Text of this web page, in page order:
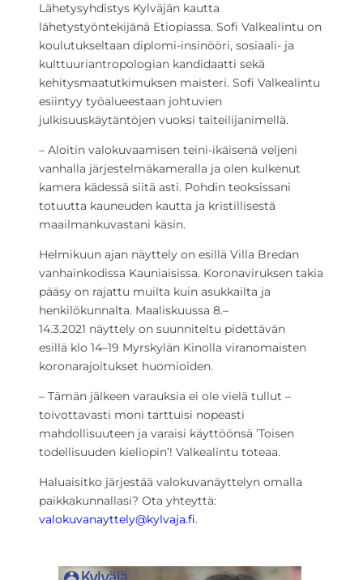
Lähetysyhdistys Kylväjän kautta
lähetystyöntekijänä Etiopiassa. Sofi Valkealintu on
koulutukseltaan diplomi-insinööri, sosiaali- ja
kulttuuriantropologian kandidaatti sekä
kehitysmaatutkimuksen maisteri. Sofi Valkealintu
esiintyy työalueestaan johtuvien
julkisuuskäytäntöjen vuoksi taiteilijanimellä.
– Aloitin valokuvaamisen teini-ikäisenä veljeni
vanhalla järjestelmäkameralla ja olen kulkenut
kamera kädessä siitä asti. Pohdin teoksissani
totuutta kauneuden kautta ja kristillisestä
maailmankuvastani käsin.
Helmikuun ajan näyttely on esillä Villa Bredan
vanhainkodissa Kauniaisissa. Koronaviruksen takia
pääsy on rajattu muilta kuin asukkailta ja
henkilökunnalta. Maaliskuussa 8.–
14.3.2021 näyttely on suunniteltu pidettävän
esillä klo 14–19 Myrskylän Kinolla viranomaisten
koronarajoitukset huomioiden.
– Tämän jälkeen varauksia ei ole vielä tullut –
toivottavasti moni tarttuisi nopeasti
mahdollisuuteen ja varaisi käyttöönsä ’Toisen
todellisuuden kieliopin’! Valkealintu toteaa.
Haluaisitko järjestää valokuvanäyttelyn omalla
paikkakunnallasi? Ota yhteyttä:
valokuvanayttely@kylvaja.fi.